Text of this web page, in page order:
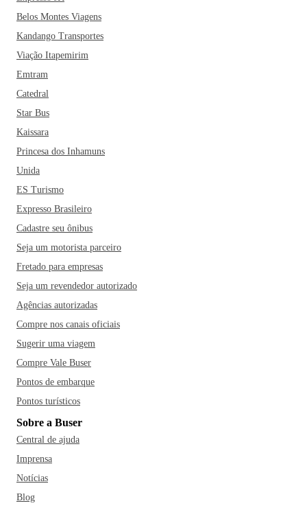
Salvador, o Centro Cultural de Aracaju e o Museu da Gente
Sergipana são pontos turísticos indispensáveis em sua visita
pela cidade. Já quem gosta de comprar e apreciar o
artesanato local, o Mercado Municipal Antônio Franco é
parada obrigatória. Ah, e não deixe de conhecer as casas de
cidade. Falando em forró, Aracaju é palco de um dos
maiores eventos de festa junina da região, o Forró Caju, que
marca o mês mais animado da cidade.
chama a atenção dos turistas; não deixe de experimentar
algumas iguarias da gastronomia local como caranguejo,
também é o ingrediente principal de deliciosos sucos,
sorvetes, doces e geleias. E se você quiser juntar lazer com
boa comida, visite Parati, o melhor bar, quiosque e
restaurante da cidade.
cidade, não pode deixar de inserir os Arcos da Orla de
Oceanário de Aracaju no seu roteiro. Dentre os restaurantes
mais famosos da cidade estão o Terra Tupi, a Carne de Sol
do Ramiro, a Tapioca do Jatobá e o Pitú com Pirão da
Eliane. Você vai adorar!
Belos Montes Viagens
Kandango Transportes
Viação Itapemirim
Emtram
Catedral
Star Bus
Kaissara
Princesa dos Inhamuns
Unida
ES Turismo
Expresso Brasileiro
Cadastre seu ônibus
Seja um motorista parceiro
Fretado para empresas
Seja um revendedor autorizado
Agências autorizadas
Compre nos canais oficiais
Sugerir uma viagem
Compre Vale Buser
Pontos de embarque
Pontos turísticos
Sobre a Buser
Central de ajuda
Imprensa
Notícias
Blog